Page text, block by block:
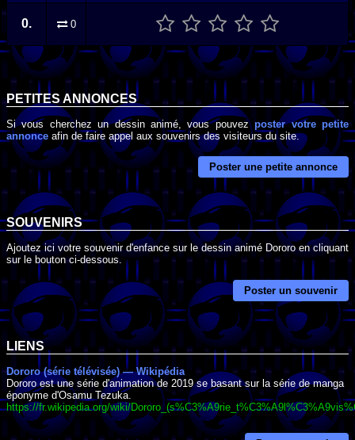
0. 0
PETITES ANNONCES
Si vous cherchez un dessin animé, vous pouvez poster votre petite
annonce afin de faire appel aux souvenirs des visiteurs du site.
Poster une petite annonce
SOUVENIRS
Ajoutez ici votre souvenir d'enfance sur le dessin animé Dororo en cliquant
sur le bouton ci-dessous.
Poster un souvenir
LIENS
Dororo (série télévisée) — Wikipédia
Dororo est une série d'animation de 2019 se basant sur la série de manga
éponyme d'Osamu Tezuka.
https://fr.wikipedia.org/wiki/